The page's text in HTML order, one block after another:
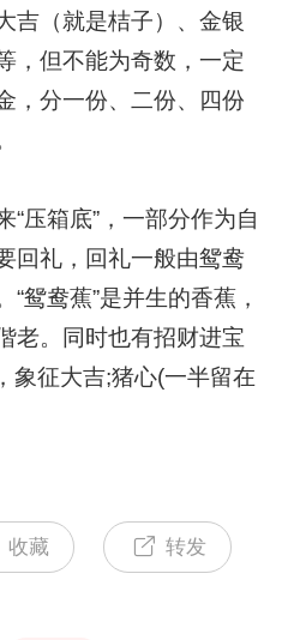
吉（就是桔子）、金银
，但不能为奇数，一定
，分一份、二份、四份
压箱底”，一部分作为自
回礼，回礼一般由鸳鸯
鸳鸯蕉”是并生的香蕉，
老。同时也有招财进宝
象征大吉;猪心(一半留在
收藏 转发